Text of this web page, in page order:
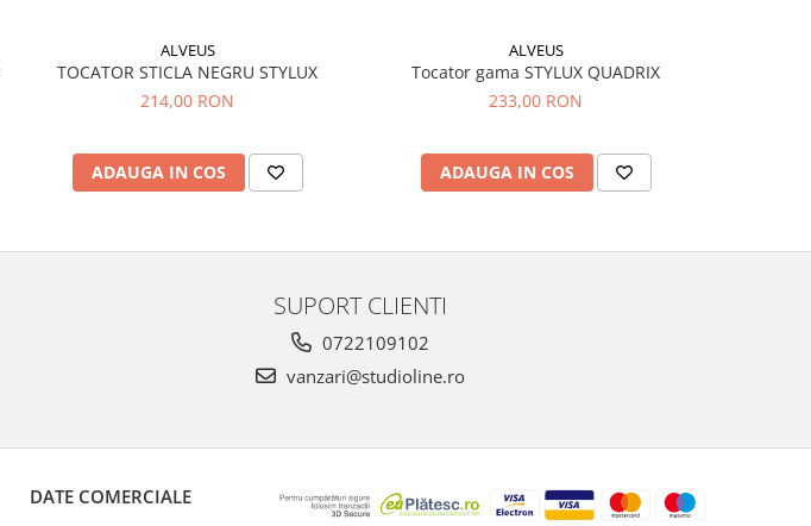
ALVEUS
TOCATOR STICLA NEGRU STYLUX
214,00 RON
ADAUGA IN COS
ALVEUS
Tocator gama STYLUX QUADRIX
233,00 RON
ADAUGA IN COS
SUPORT CLIENTI
0722109102
vanzari@studioline.ro
DATE COMERCIALE